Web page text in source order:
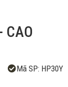
CAO
Mã SP: HP30Y